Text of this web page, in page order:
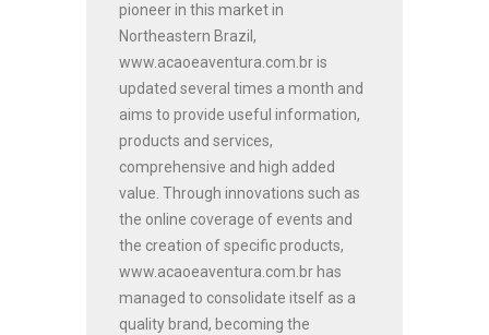
pioneer in this market in
Northeastern Brazil,
www.acaoeaventura.com.br is
updated several times a month and
aims to provide useful information,
products and services,
comprehensive and high added
value. Through innovations such as
the online coverage of events and
the creation of specific products,
www.acaoeaventura.com.br has
managed to consolidate itself as a
quality brand, becoming the